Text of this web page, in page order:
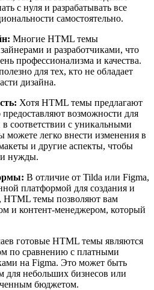
с нуля и разрабатывать все
самостоятельно.
Многие HTML темы
и разработчиками, что
профессионализма и качества.
для тех, кто не обладает
дизайна.
Хотя HTML темы предлагают
возможности для
соответствии с уникальными
можете легко внести изменения в
и другие аспекты, чтобы
нужды.
В отличие от Tilda или Figma,
платформой для создания и
HTML темы позволяют вам
и контент-менеджером, который
готовые HTML темы являются
по сравнению с платными
на Figma. Это может быть
для небольших бизнесов или
бюджетом.